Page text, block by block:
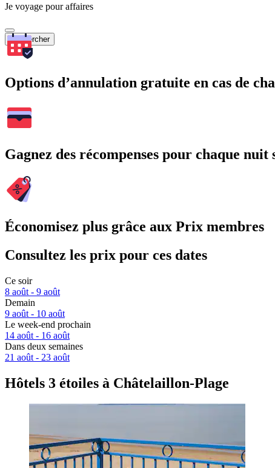
Je voyage pour affaires
Rechercher
Options d’annulation gratuite en cas de
Gagnez des récompenses pour chaque nuit
Économisez plus grâce aux Prix membres
Consultez les prix pour ces dates
Ce soir
8 août - 9 août
Demain
9 août - 10 août
Le week-end prochain
14 août - 16 août
Dans deux semaines
21 août - 23 août
Hôtels 3 étoiles à Châtelaillon-Plage